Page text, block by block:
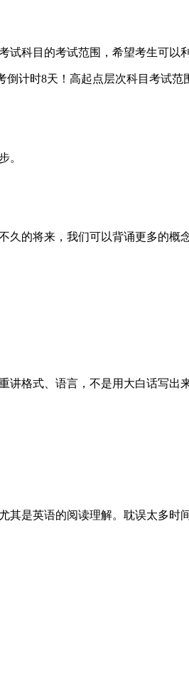
科目的考试范围，希望考生可以
。
的将来，我们可以背诵更多的
格式、语言，不是用大白话写出
是英语的阅读理解。耽误太多时